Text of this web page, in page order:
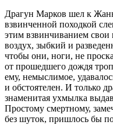
Драгун Марков шел к
взвинченной походкой
этим взвинчиванием свои
воздух, зыбкий и
чтобы они, ноги, не
от прошедшего дождя
ему, немыслимое,
и обстоятелен. И только
знаменитая ухмылка
Простому смертному,
без шуток, пришлось бы